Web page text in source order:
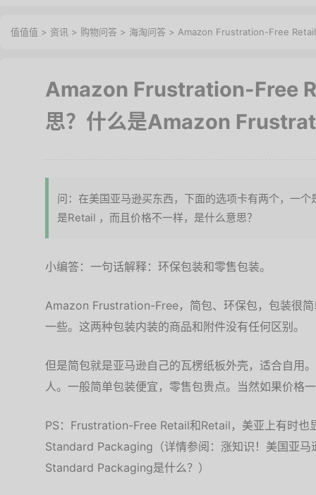
值值值 > 资讯 > 购物问答 > 海淘问答 > Amazon Frustration-Free
Amazon Frustration-Free
思？什么是Amazon
问：在美国亚马逊买东西，下面的选项卡有两个，一
是Retail ，而且价格不一样，是什么意思？
小编答：一句话解释：环保包装和零售包装。
Amazon Frustration-Free，简包、环保包，包装很
一些。这两种包装内装的商品和附件没有任何区别。
但是简包就是亚马逊自己的瓦楞纸板外壳，适合自用
人。一般简单包装便宜，零售包贵点。当然如果价格
PS：Frustration-Free Retail和Retail，美亚上有时
Standard Packaging（详情参阅：涨知识！美国亚
Standard Packaging是什么？）